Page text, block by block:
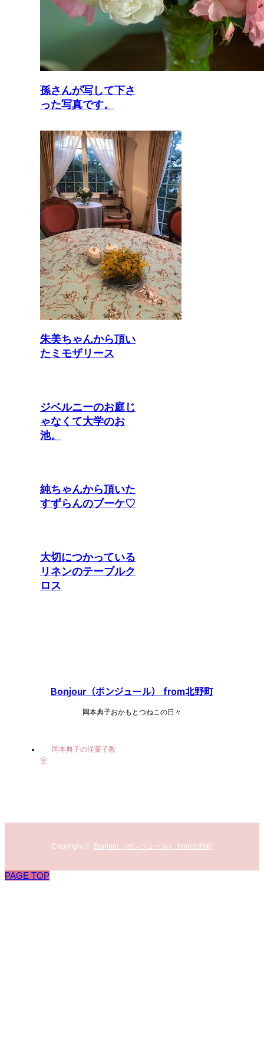
孫さんが写して下さ
った写真です。
朱美ちゃんから頂い
たミモザリース
ジベルニーのお庭じ
ゃなくて大学のお
池。
純ちゃんから頂いた
すずらんのブーケ♡
大切につかっている
リネンのテーブルク
ロス
Bonjour（ボンジュール） from北野町
岡本典子おかもとつねこの日々
岡本典子の洋菓子教
室
Copyright © Bonjour（ボンジュール） from北野町
PAGE TOP